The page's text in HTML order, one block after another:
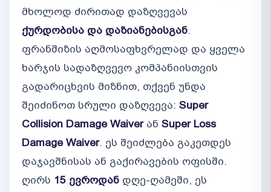
მხოლოდ ძირითად დაზღვევას
ქურდობისა და დაზიანებისგან.
ფრანშიზის აღმოსაფხვრელად და ყველა
ხარჯის სადაზღვევო კომპანიისთვის
გადარიცხვის მიზნით, თქვენ უნდა
შეიძინოთ სრული დაზღვევა: Super
Collision Damage Waiver ან Super Loss
Damage Waiver. ეს შეიძლება გაკეთდეს
დაჯავშნისას ან გაქირავების ოფისში.
ღირს 15 ევროდან დღე-ღამეში, ეს